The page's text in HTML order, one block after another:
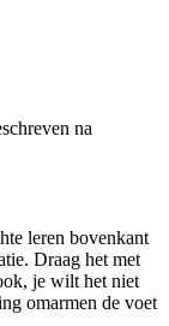
na
leren bovenkant
Draag het met
je wilt het niet
omarmen de voet